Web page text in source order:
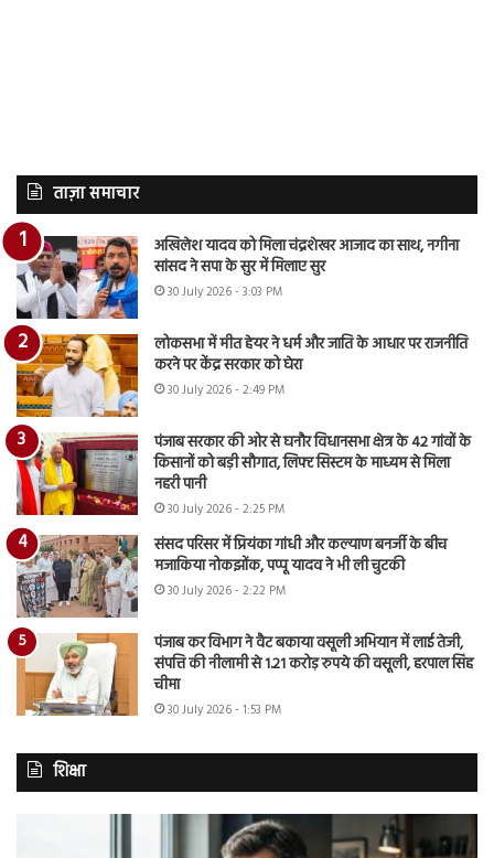
ताज़ा समाचार
अखिलेश यादव को मिला चंद्रशेखर आजाद का साथ, नगीना
सांसद ने सपा के सुर में मिलाए सुर
30 July 2026 - 3:03 PM
लोकसभा में मीत हेयर ने धर्म और जाति के आधार पर राजनीति
करने पर केंद्र सरकार को घेरा
30 July 2026 - 2:49 PM
पंजाब सरकार की ओर से घनौर विधानसभा क्षेत्र के 42 गांवों के
किसानों को बड़ी सौगात, लिफ्ट सिस्टम के माध्यम से मिला
नहरी पानी
30 July 2026 - 2:25 PM
संसद परिसर में प्रियंका गांधी और कल्याण बनर्जी के बीच
मजाकिया नोकझोंक, पप्पू यादव ने भी ली चुटकी
30 July 2026 - 2:22 PM
पंजाब कर विभाग ने वैट बकाया वसूली अभियान में लाई तेजी,
संपत्ति की नीलामी से 1.21 करोड़ रुपये की वसूली, हरपाल सिंह
चीमा
30 July 2026 - 1:53 PM
शिक्षा